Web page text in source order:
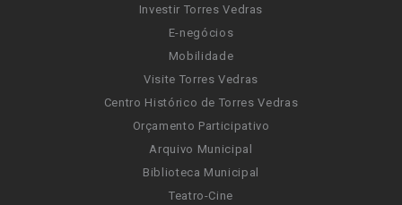
Investir Torres Vedras
E-negócios
Mobilidade
Visite Torres Vedras
Centro Histórico de Torres Vedras
Orçamento Participativo
Arquivo Municipal
Biblioteca Municipal
Teatro-Cine